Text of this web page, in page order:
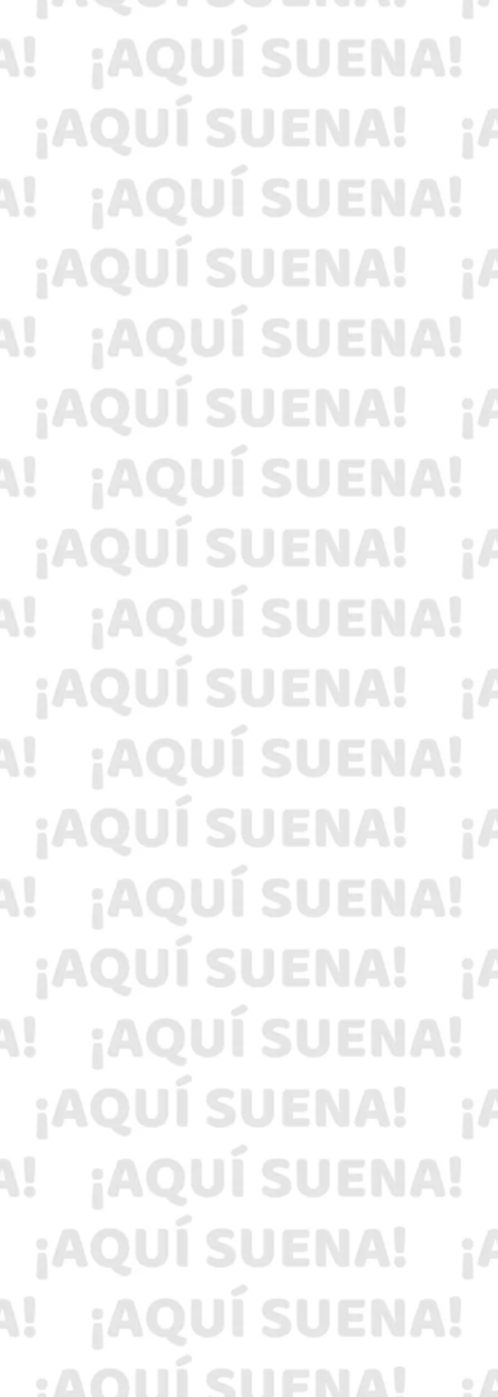
La Subsecretaría de Protección Civil y Gestión
de Riesgos de Hidalgo
Más de 23 mil 358 viviendas fueron censadas
tras las lluvias extraordinarias de octubre de
2025
37 municipios con denominación Pueblos con
Sabor.